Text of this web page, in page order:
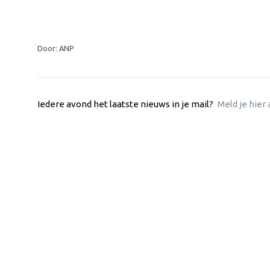
Door: ANP
Iedere avond het laatste nieuws in je mail? Meld je hier